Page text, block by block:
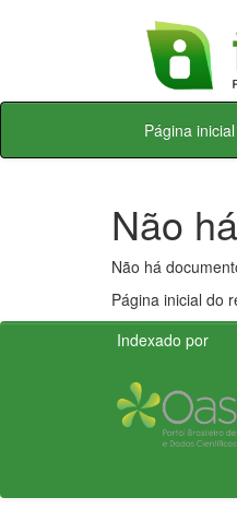
Skip
Página inicial
Não
Não há
Página inicial do
Indexado por